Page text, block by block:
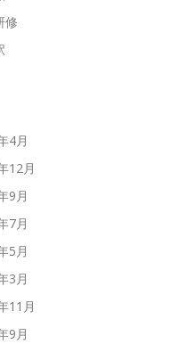
修
4月
12月
9月
7月
5月
3月
11月
9月